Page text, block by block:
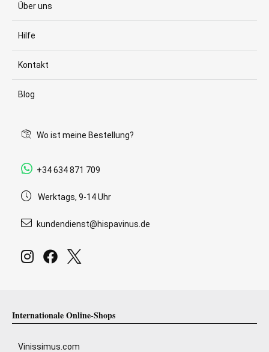
Über uns
Hilfe
Kontakt
Blog
Wo ist meine Bestellung?
+34 634 871 709
Werktags, 9-14 Uhr
kundendienst@hispavinus.de
Internationale Online-Shops
Vinissimus.com